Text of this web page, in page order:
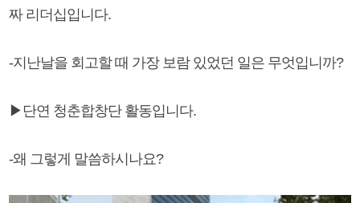
짜 리더십입니다.
-지난날을 회고할 때 가장 보람 있었던 일은 무엇입니까?
▶단연 청춘합창단 활동입니다.
-왜 그렇게 말씀하시나요?